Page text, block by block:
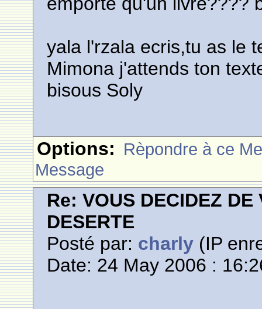
yala l'rzala ecris,tu as le
Mimona j'attends ton
bisous Soly
Options: Rèpondre à ce
Message
Re: VOUS DECIDEZ
DESERTE
Posté par: charly (IP
Date: 24 May 2006 :